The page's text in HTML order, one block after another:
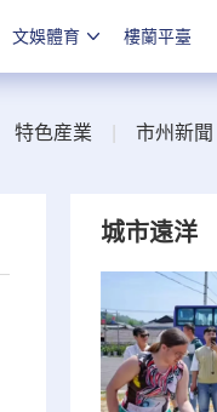
文娛體育 樓蘭平臺
特色産業 市州新聞
城市遠洋